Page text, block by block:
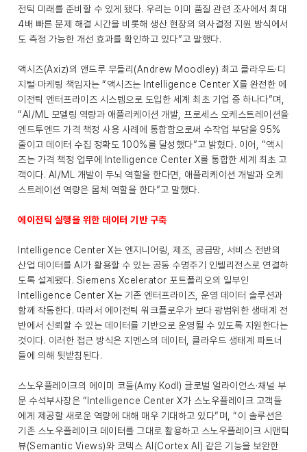
전틱 미래를 준비할 수 있게 됐다. 우리는 이미 품질 관련 조사에서 최대
4배 빠른 문제 해결 시간을 비롯해 생산 현장의 의사결정 지원 방식에서
도 측정 가능한 개선 효과를 확인하고 있다”고 말했다.
액시즈(Axiz)의 앤드루 무들리(Andrew Moodley) 최고 클라우드·디
지털·마케팅 책임자는 “액시즈는 Intelligence Center X를 완전한 에
이전틱 엔터프라이즈 시스템으로 도입한 세계 최초 기업 중 하나다”며,
“AI/ML 모델링 역량과 애플리케이션 개발, 프로세스 오케스트레이션을
엔드투엔드 가격 책정 사용 사례에 통합함으로써 수작업 부담을 95%
줄이고 데이터 수집 정확도 100%를 달성했다”고 밝혔다. 이어, “액시
즈는 가격 책정 업무에 Intelligence Center X를 통합한 세계 최초 고
객이다. AI/ML 개발이 두뇌 역할을 한다면, 애플리케이션 개발과 오케
스트레이션 역량은 몸체 역할을 한다”고 말했다.
에이전틱 실행을 위한 데이터 기반 구축
Intelligence Center X는 엔지니어링, 제조, 공급망, 서비스 전반의
산업 데이터를 AI가 활용할 수 있는 공동 수명주기 인텔리전스로 연결하
도록 설계됐다. Siemens Xcelerator 포트폴리오의 일부인
Intelligence Center X는 기존 엔터프라이즈, 운영 데이터 솔루션과
함께 작동한다. 따라서 에이전틱 워크플로우가 보다 광범위한 생태계 전
반에서 신뢰할 수 있는 데이터를 기반으로 운영될 수 있도록 지원한다는
것이다. 이러한 접근 방식은 지멘스의 데이터, 클라우드 생태계 파트너
들에 의해 뒷받침된다.
스노우플레이크의 에이미 코들(Amy Kodl) 글로벌 얼라이언스·채널 부
문 수석부사장은 “Intelligence Center X가 스노우플레이크 고객들
에게 제공할 새로운 역량에 대해 매우 기대하고 있다”며, “이 솔루션은
기존 스노우플레이크 데이터를 그대로 활용하고 스노우플레이크 시맨틱
뷰(Semantic Views)와 코텍스 AI(Cortex AI) 같은 기능을 보완한